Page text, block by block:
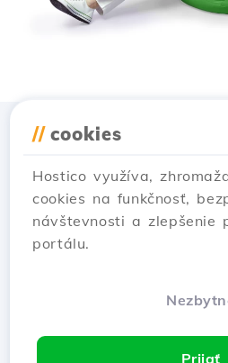
// cookies
Hostico využíva,
cookies na funkčnosť,
návštevnosti a zlepšenie
portálu.
Prijať
Stiahnuť